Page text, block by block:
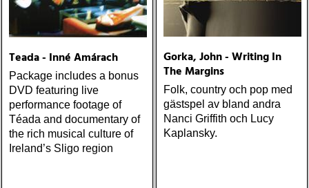
Teada - Inné Amárach
Package includes a bonus
DVD featuring live
performance footage of
Téada and documentary of
the rich musical culture of
Ireland’s Sligo region
Gorka, John - Writing In
The Margins
Folk, country och pop med
gästspel av bland andra
Nanci Griffith och Lucy
Kaplansky.